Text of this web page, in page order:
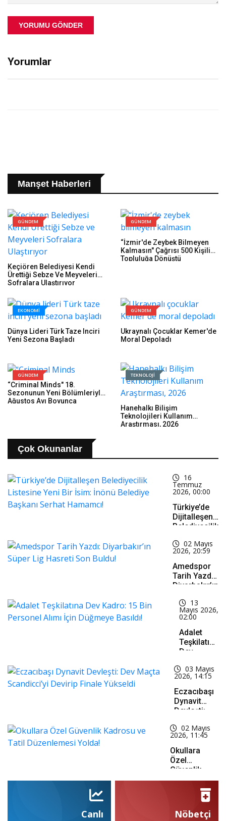
YORUMU GÖNDER
Yorumlar
Manşet Haberleri
GÜNDEM
Keçiören Belediyesi Kendi
Ürettiği Sebze Ve Meyveleri
Sofralara Ulaştırıyor
GÜNDEM
“İzmir'de Zeybek Bilmeyen
Kalmasın" Çağrısı 500 Kişilik
Topluluğa Dönüştü
EKONOMİ
Dünya Lideri Türk Taze Inciri
Yeni Sezona Başladı
GÜNDEM
Ukraynalı Çocuklar Kemer'de
Moral Depoladı
GÜNDEM
“Criminal Minds" 18.
Sezonunun Yeni Bölümleriyle
Ağustos Ayı Boyunca
TEKNOLOJİ
Hanehalkı Bilişim
Teknolojileri Kullanım
Araştırması, 2026
Çok Okunanlar
16
Temmuz
2026, 00:00
Türkiye’de
Dijitalleşen
Belediyecilik
Yeni Bir
İsim: İnönü
Belediye
Başkanı
Serhat
02 Mayıs
2026, 20:59
Amedspor
Tarih Yazdı:
Diyarbakır’ın
Hasreti Son
Buldu!
13
Mayıs 2026,
02:00
Adalet
Teşkilatına
Dev
Bin
Personel
Alımı İçin
Düğmeye
Basıldı!
03 Mayıs
2026, 14:15
Eczacıbaşı
Dynavit
Devleşti:
Scandicci’yi
Devirip
Finale
Yükseldi
02 Mayıs
2026, 11:45
Okullara
Özel
Güvenlik
Kadrosu Ve
Düzenlemesi
Yolda!
Canlı
Nöbetçi